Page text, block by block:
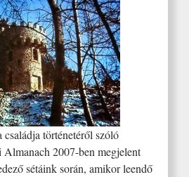
történetéről szóló
2007-ben megjelent
sétáink során, amikor leendő